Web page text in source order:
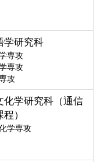
学研究科
専攻
専攻
攻
化学研究科（通信
）
学専攻